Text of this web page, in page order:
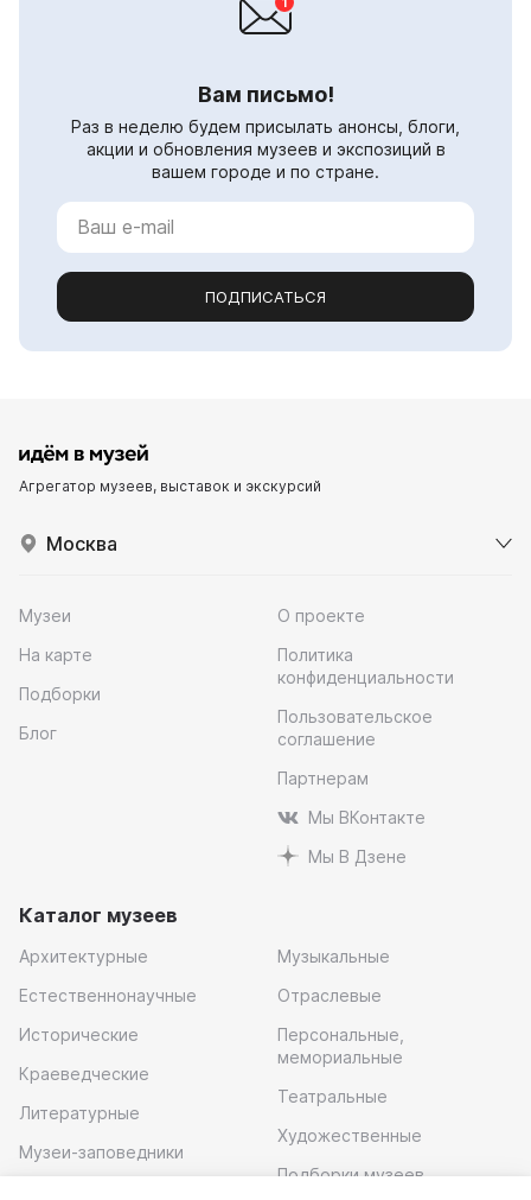
Вам письмо!
Раз в неделю будем присылать анонсы, блоги,
акции и обновления музеев и экспозиций в
вашем городе и по стране.
ПОДПИСАТЬСЯ
Агрегатор музеев, выставок и экскурсий
Москва
Музеи
На карте
Подборки
Блог
О проекте
Политика
конфиденциальности
Пользовательское
соглашение
Партнерам
Мы ВКонтакте
Мы В Дзене
Каталог музеев
Архитектурные
Естественнонаучные
Исторические
Краеведческие
Литературные
Музеи-заповедники
Музыкальные
Отраслевые
Персональные,
мемориальные
Театральные
Художественные
Подборки музеев